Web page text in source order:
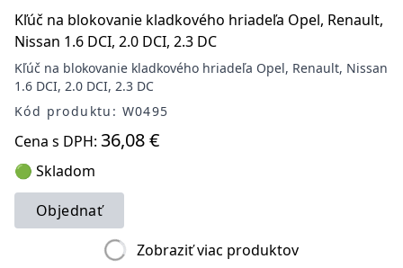
Kľúč na blokovanie kladkového hriadeľa Opel, Renault,
Nissan 1.6 DCI, 2.0 DCI, 2.3 DC
Kľúč na blokovanie kladkového hriadeľa Opel, Renault, Nissan
1.6 DCI, 2.0 DCI, 2.3 DC
Kód produktu: W0495
Cena s DPH: 36,08 €
🟢 Skladom
Objednať
Zobraziť viac produktov